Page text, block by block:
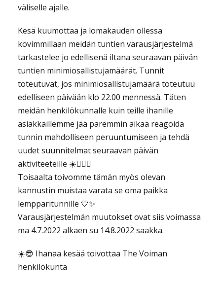
väliselle ajalle.
Kesä kuumottaa ja lomakauden ollessa
kovimmillaan meidän tuntien varausjärjestelmä
tarkastelee jo edellisenä iltana seuraavan päivän
tuntien minimiosallistujamäärät. Tunnit
toteutuvat, jos minimiosallistujamäärä toteutuu
edelliseen päivään klo 22.00 mennessä. Täten
meidän henkilökunnalle kuin teille ihanille
asiakkaillemme jää paremmin aikaa reagoida
tunnin mahdolliseen peruuntumiseen ja tehdä
uudet suunnitelmat seuraavan päivän
aktiviteeteille ☀️🏄🏻‍♀️
Toisaalta toivomme tämän myös olevan
kannustin muistaa varata se oma paikka
lempparitunnille 💛✨
Varausjärjestelmän muutokset ovat siis voimassa
ma 4.7.2022 alkaen su 14.8.2022 saakka.
☀️😎 Ihanaa kesää toivottaa The Voiman
henkilökunta